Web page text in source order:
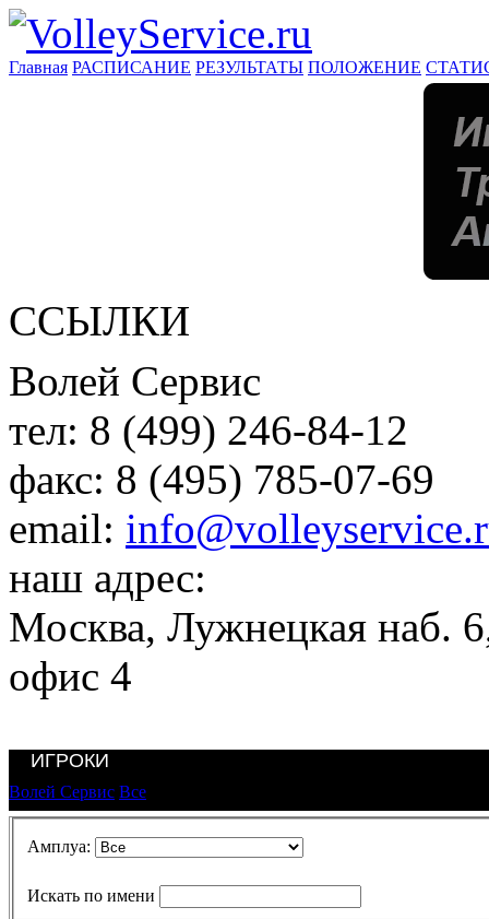
Главная РАСПИСАНИЕ РЕЗУЛЬТАТЫ ПОЛОЖЕНИЕ
ССЫЛКИ
Волей Сервис
тел: 8 (499) 246-84-12
факс: 8 (495) 785-07-69
email:
наш адрес:
Москва, Лужнецкая наб.
офис 4
ИГРОКИ
Волей Сервис Все
Амплуа:
Искать по имени